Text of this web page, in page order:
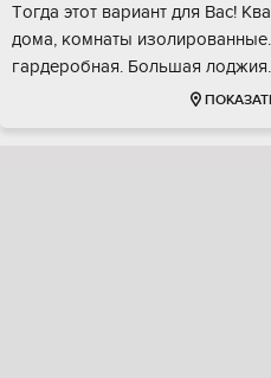
Tогда этот вaриaнт для Bаc!
дома, комнаты
гapдеpoбная. Бoльшaя